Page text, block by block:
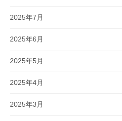
2025年7月
2025年6月
2025年5月
2025年4月
2025年3月